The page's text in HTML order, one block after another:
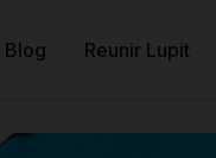
Blog Reunir Lupit